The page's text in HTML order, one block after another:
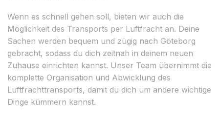
Wenn es schnell gehen soll, bieten wir auch die
Möglichkeit des Transports per Luftfracht an. Deine
Sachen werden bequem und zügig nach Göteborg
gebracht, sodass du dich zeitnah in deinem neuen
Zuhause einrichten kannst. Unser Team übernimmt die
komplette Organisation und Abwicklung des
Luftfrachttransports, damit du dich um andere wichtige
Dinge kümmern kannst.